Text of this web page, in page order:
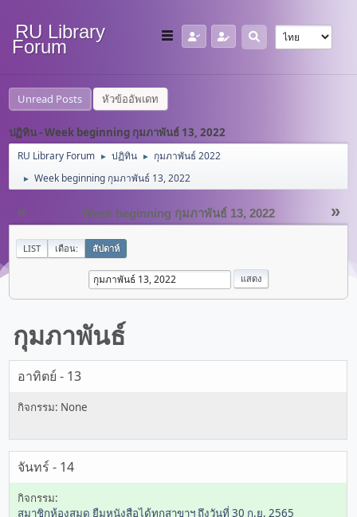
RU Library
Forum
Unread Posts หัวข้ออัพเดท
ปฏิทิน - Week beginning กุมภาพันธ์ 13, 2022
RU Library Forum ► ปฏิทิน ► กุมภาพันธ์ 2022
► Week beginning กุมภาพันธ์ 13, 2022
« »
Week beginning กุมภาพันธ์ 13, 2022
LIST เดือน: สัปดาห์
กุมภาพันธ์
อาทิตย์ - 13
จันทร์ - 14
สมาชิกห้องสมุด ยืมหนังสือได้ทุกสาขาฯ ถึงวันที่ 30 ก.ย. 2565